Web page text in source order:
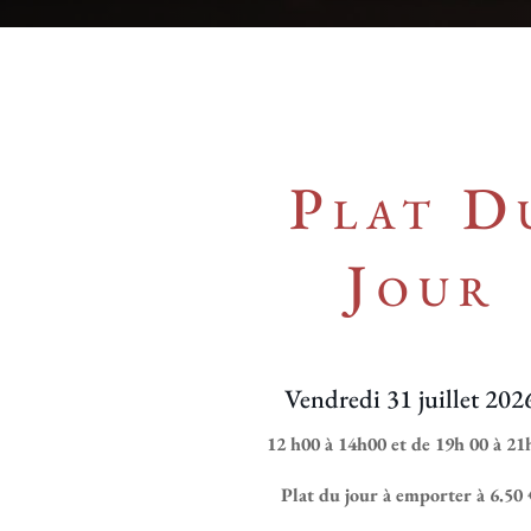
Plat
Jour
Vendredi 31 juillet
12 h00 à 14h00 et de 19h 00 à
Plat du jour à emporter à 6.50